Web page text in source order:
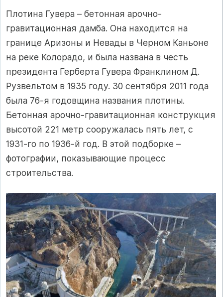
Плотина Гувера – бетонная арочно-
гравитационная дамба. Она находится на
границе Аризоны и Невады в Черном Каньоне
на реке Колорадо, и была названа в честь
президента Герберта Гувера Франклином Д.
Рузвельтом в 1935 году. 30 сентября 2011 года
была 76-я годовщина названия плотины.
Бетонная арочно-гравитационная конструкция
высотой 221 метр сооружалась пять лет, с
1931-го по 1936-й год. В этой подборке –
фотографии, показывающие процесс
строительства.